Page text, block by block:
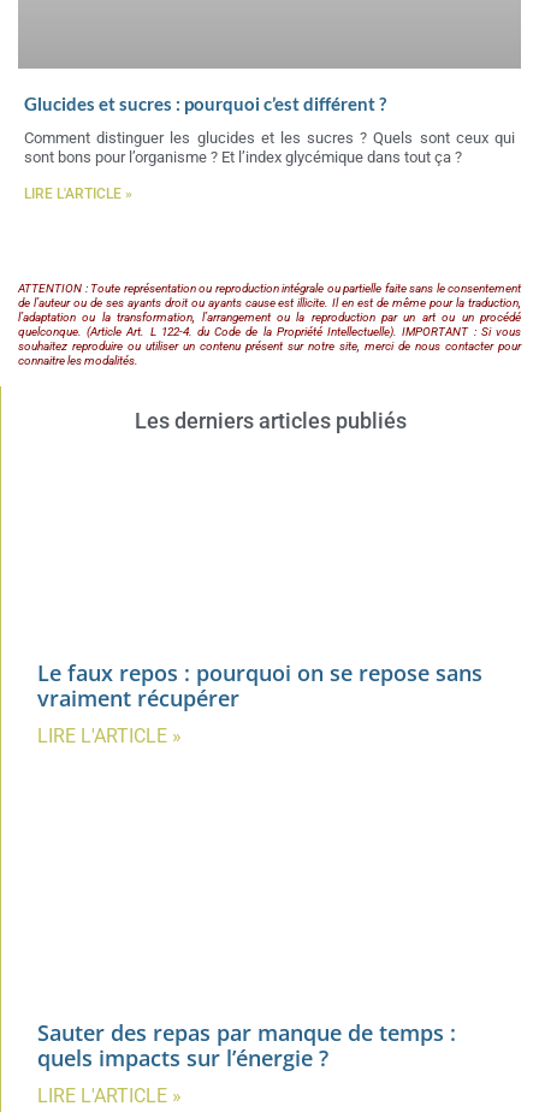
Glucides et sucres : pourquoi c’est différent ?
Comment distinguer les glucides et les sucres ? Quels sont ceux qui
sont bons pour l’organisme ? Et l’index glycémique dans tout ça ?
LIRE L'ARTICLE »
ATTENTION : Toute représentation ou reproduction intégrale ou partielle faite sans le consentement
de l’auteur ou de ses ayants droit ou ayants cause est illicite. Il en est de même pour la traduction,
l’adaptation ou la transformation, l’arrangement ou la reproduction par un art ou un procédé
quelconque. (Article Art. L 122-4. du Code de la Propriété Intellectuelle). IMPORTANT : Si vous
souhaitez reproduire ou utiliser un contenu présent sur notre site, merci de nous contacter pour
connaitre les modalités.
Les derniers articles publiés
Le faux repos : pourquoi on se repose sans
vraiment récupérer
LIRE L'ARTICLE »
Sauter des repas par manque de temps :
quels impacts sur l’énergie ?
LIRE L'ARTICLE »